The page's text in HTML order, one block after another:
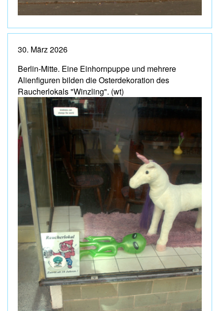
30. März 2026
Berlin-Mitte. Eine Einhornpuppe und mehrere
Alienfiguren bilden die Osterdekoration des
Raucherlokals "Winzling". (wt)